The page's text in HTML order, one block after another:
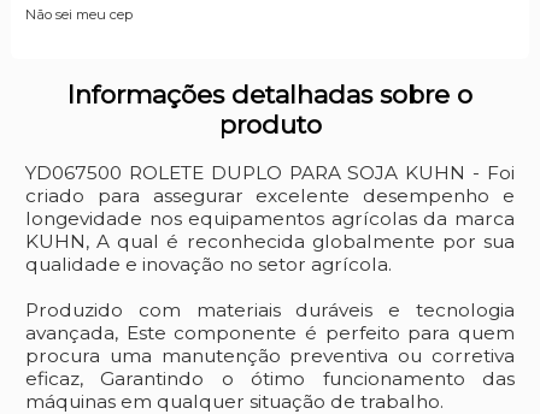
Não sei meu cep
Informações detalhadas sobre o
produto
YD067500 ROLETE DUPLO PARA SOJA KUHN - Foi
criado para assegurar excelente desempenho e
longevidade nos equipamentos agrícolas da marca
KUHN, A qual é reconhecida globalmente por sua
qualidade e inovação no setor agrícola.
Produzido com materiais duráveis e tecnologia
avançada, Este componente é perfeito para quem
procura uma manutenção preventiva ou corretiva
eficaz, Garantindo o ótimo funcionamento das
máquinas em qualquer situação de trabalho.